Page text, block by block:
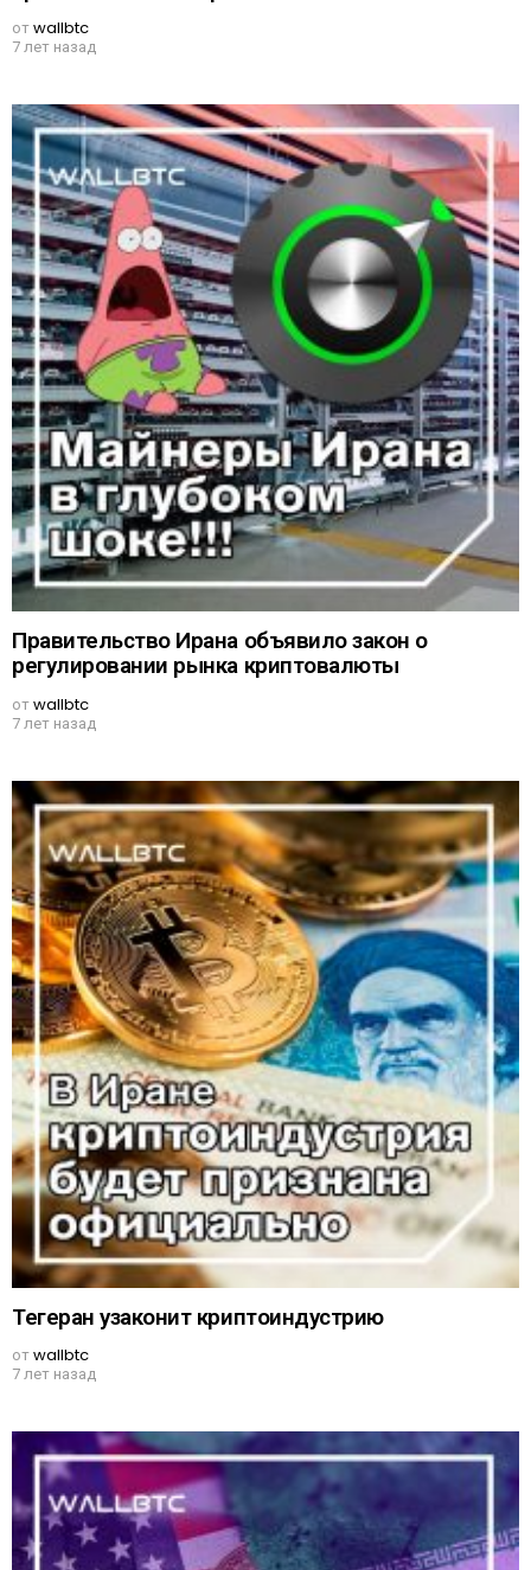
отwallbtc
7 лет назад
Правительство Ирана объявило закон о
регулировании рынка криптовалюты
отwallbtc
7 лет назад
Тегеран узаконит криптоиндустрию
отwallbtc
7 лет назад